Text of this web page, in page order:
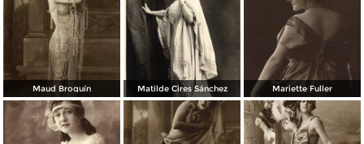
Maud Broquín Matilde Cires Sánchez Mariette Fuller